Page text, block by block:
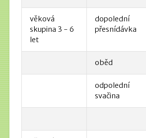
věková
skupina 3 - 6
let
dopolední
přesnídávka
oběd
odpolední
svačina